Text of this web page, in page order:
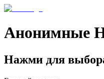
Анонимные
Нажми для